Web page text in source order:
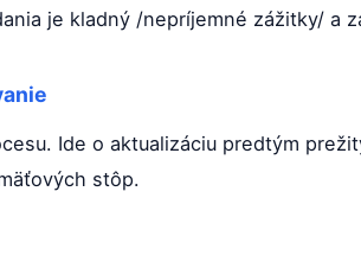
je kladný /nepríjemné zážitky/ a
Ide o aktualizáciu predtým
stôp.